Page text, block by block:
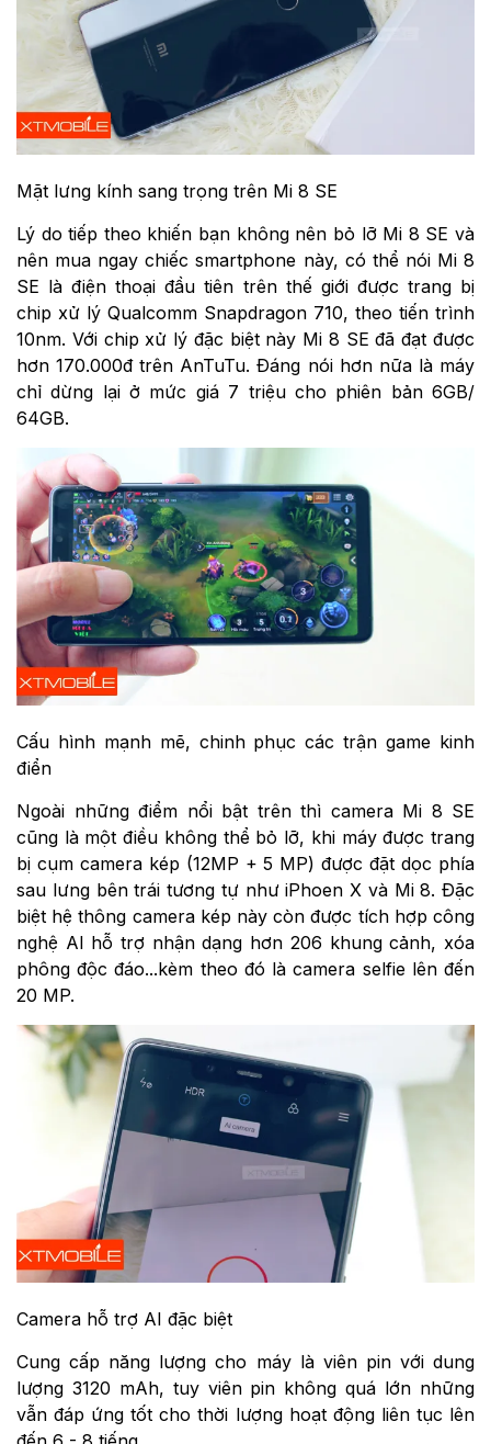
Mặt lưng kính sang trọng trên Mi 8 SE
Lý do tiếp theo khiến bạn không nên bỏ lỡ Mi 8 SE và
nên mua ngay chiếc smartphone này, có thể nói Mi 8
SE là điện thoại đầu tiên trên thế giới được trang bị
chip xử lý Qualcomm Snapdragon 710, theo tiến trình
10nm. Với chip xử lý đặc biệt này Mi 8 SE đã đạt được
hơn 170.000đ trên AnTuTu. Đáng nói hơn nữa là máy
chỉ dừng lại ở mức giá 7 triệu cho phiên bản 6GB/
64GB.
Cấu hình mạnh mẽ, chinh phục các trận game kinh
điển
Ngoài những điểm nổi bật trên thì camera Mi 8 SE
cũng là một điều không thể bỏ lỡ, khi máy được trang
bị cụm camera kép (12MP + 5 MP) được đặt dọc phía
sau lưng bên trái tương tự như iPhoen X và Mi 8. Đặc
biệt hệ thông camera kép này còn được tích hợp công
nghệ AI hỗ trợ nhận dạng hơn 206 khung cảnh, xóa
phông độc đáo...kèm theo đó là camera selfie lên đến
20 MP.
Camera hỗ trợ AI đặc biệt
Cung cấp năng lượng cho máy là viên pin với dung
lượng 3120 mAh, tuy viên pin không quá lớn những
vẫn đáp ứng tốt cho thời lượng hoạt động liên tục lên